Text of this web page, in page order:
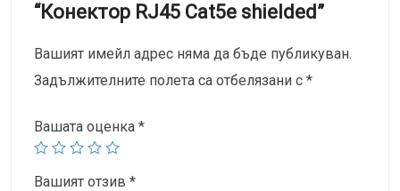
“Конектор RJ45 Cat5e shielded”
Вашият имейл адрес няма да бъде публикуван.
Задължителните полета са отбелязани с *
Вашата оценка *
Вашият отзив *